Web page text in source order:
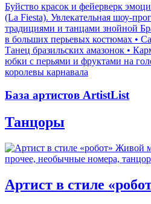
Буйство красок и фейерверк
(La Fiesta). Увлекательная шоу-
традициями и танцами знойной
в больших перьевых костюмах •
Танец бразильских амазонок •
юбки с перьями и фруктами на
королевы карнавала
База артистов ArtistList
Танцоры
прочее, необычные номера,
Артист в стиле